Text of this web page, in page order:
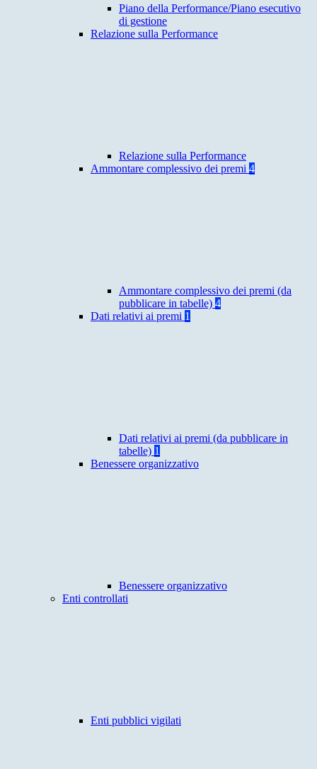
Piano della Performance/Piano esecutivo
di gestione
Relazione sulla Performance
Relazione sulla Performance
Ammontare complessivo dei premi 4
Ammontare complessivo dei premi (da
pubblicare in tabelle) 4
Dati relativi ai premi 1
Dati relativi ai premi (da pubblicare in
tabelle) 1
Benessere organizzativo
Benessere organizzativo
Enti controllati
Enti pubblici vigilati